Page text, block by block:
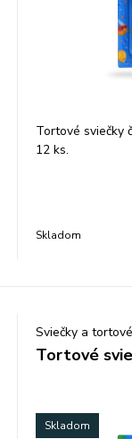
Tortové sviečky
12 ks.
Skladom
Sviečky a
Tortové
Skladom